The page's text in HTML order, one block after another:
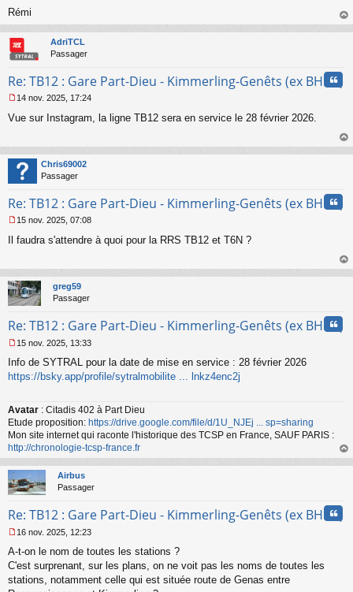
o
l
u
Rémi
au
AdriTCL
Passager
Re: TB12 : Gare Part-Dieu - Kimmerling-Genêts (ex BHNS)
e
a
g
e
o
l
u
14 nov. 2025, 17:24
Vue sur Instagram, la ligne TB12 sera en service le 28 février 2026.
au
Chris69002
Passager
Re: TB12 : Gare Part-Dieu - Kimmerling-Genêts (ex BHNS)
e
a
g
e
o
l
u
15 nov. 2025, 07:08
Il faudra s'attendre à quoi pour la RRS TB12 et T6N ?
au
greg59
Passager
Re: TB12 : Gare Part-Dieu - Kimmerling-Genêts (ex BHNS)
e
s
g
e
n
o
n
l
u
15 nov. 2025, 13:33
Info de SYTRAL pour la date de mise en service : 28 février 2026
https://bsky.app/profile/sytralmobilite ... lnkz4enc2j
Avatar : Citadis 402 à Part Dieu
Etude proposition: https://drive.google.com/file/d/1U_NJEj ... sp=sharing
Mon site internet qui raconte l'historique des TCSP en France, SAUF PARIS :
http://chronologie-tcsp-france.fr
au
Airbus
Passager
Re: TB12 : Gare Part-Dieu - Kimmerling-Genêts (ex BHNS)
e
s
s
16 nov. 2025, 12:23
A-t-on le nom de toutes les stations ?
C'est surprenant, sur les plans, on ne voit pas les noms de toutes les
stations, notamment celle qui est située route de Genas entre